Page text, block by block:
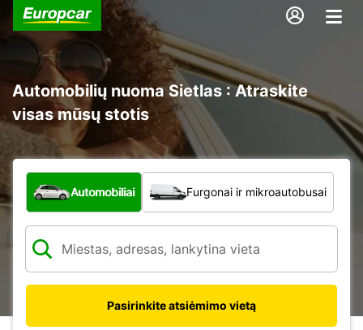
Automobilių nuoma Sietlas : Atraskite
visas mūsų stotis
Kokio tipo automobilis?
Automobiliai Furgonai ir mikroautobusai
Pasirinkite atsiėmimo vietą